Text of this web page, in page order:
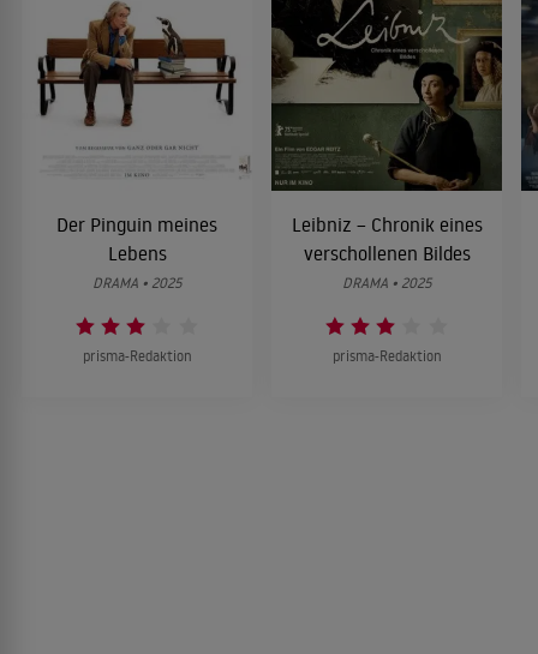
Der Pinguin meines
Lebens
DRAMA • 2025
prisma-Redaktion
Leibniz – Chronik eines
verschollenen Bildes
DRAMA • 2025
prisma-Redaktion